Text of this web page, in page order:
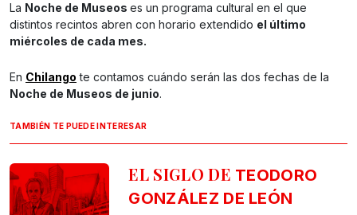
La Noche de Museos es un programa cultural en el que
distintos recintos abren con horario extendido el último
miércoles de cada mes.
En Chilango te contamos cuándo serán las dos fechas de la
Noche de Museos de junio.
TAMBIÉN TE PUEDE INTERESAR
EL SIGLO DE TEODORO
GONZÁLEZ DE LEÓN